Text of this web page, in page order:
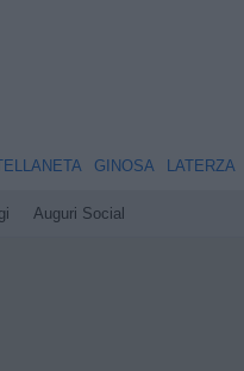
GINOSA LATERZA
Auguri Social